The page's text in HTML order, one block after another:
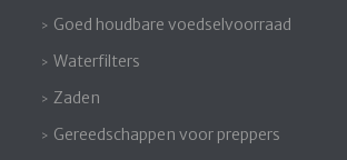
Goed houdbare voedselvoorraad
Waterfilters
Zaden
Gereedschappen voor preppers